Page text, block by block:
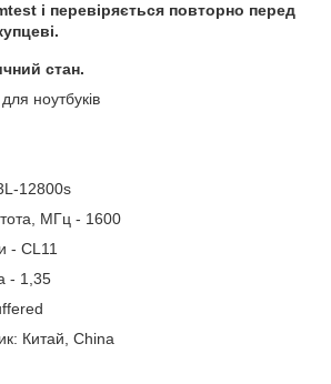
і перевіряється повторно перед
стан.
ноутбуків
12800s
МГц - 1600
- CL11
- 1,35
Китай, China